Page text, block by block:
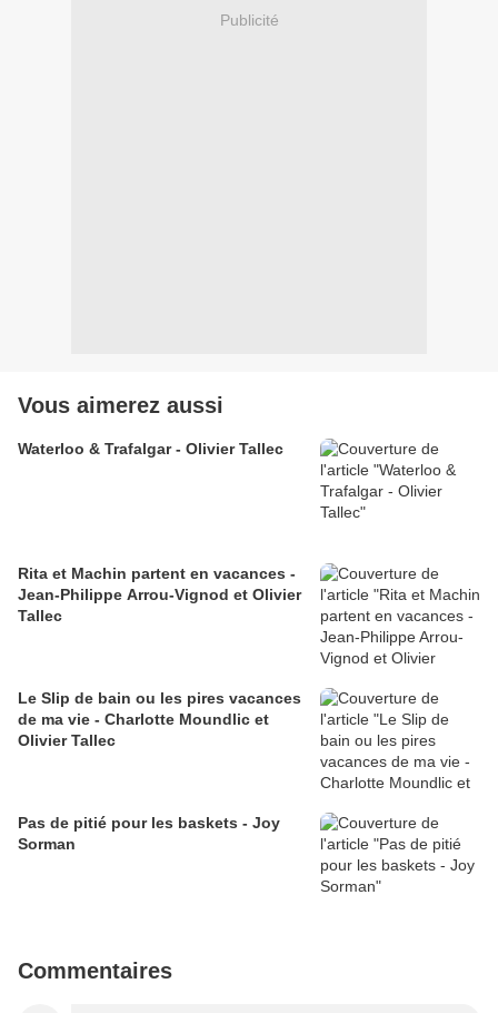
Publicité
Vous aimerez aussi
Waterloo & Trafalgar - Olivier Tallec
Rita et Machin partent en vacances -
Jean-Philippe Arrou-Vignod et Olivier
Tallec
Le Slip de bain ou les pires vacances
de ma vie - Charlotte Moundlic et
Olivier Tallec
Pas de pitié pour les baskets - Joy
Sorman
Commentaires